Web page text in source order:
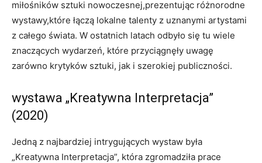
miłośników⁢ sztuki nowoczesnej,prezentując różnorodne
wystawy,które łączą lokalne talenty z uznanymi artystami
z całego świata. W ostatnich latach odbyło się tu wiele
znaczących wydarzeń, które przyciągnęły uwagę
zarówno krytyków sztuki, jak ​i⁢ szerokiej publiczności.
wystawa „Kreatywna Interpretacja”
(2020)
Jedną​ z najbardziej intrygujących wystaw była
„Kreatywna Interpretacja”, która zgromadziła prace